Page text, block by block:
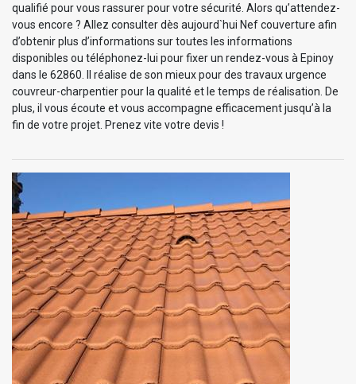
qualifié pour vous rassurer pour votre sécurité. Alors qu’attendez-
vous encore ? Allez consulter dès aujourd`hui Nef couverture afin
d’obtenir plus d’informations sur toutes les informations
disponibles ou téléphonez-lui pour fixer un rendez-vous à Epinoy
dans le 62860. Il réalise de son mieux pour des travaux urgence
couvreur-charpentier pour la qualité et le temps de réalisation. De
plus, il vous écoute et vous accompagne efficacement jusqu’à la
fin de votre projet. Prenez vite votre devis !